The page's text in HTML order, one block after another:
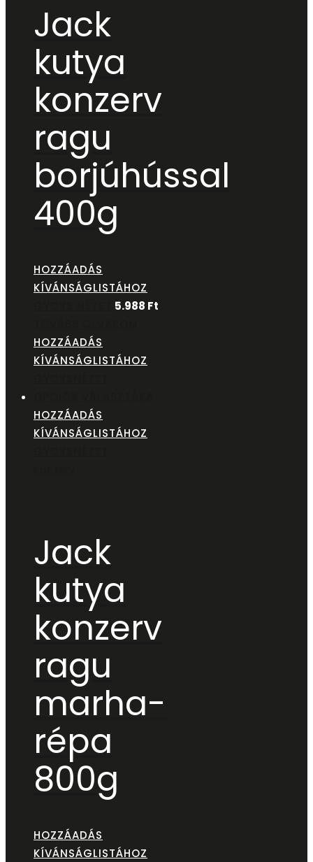
Jack
kutya
konzerv
ragu
borjúhússal
400g
HOZZÁADÁS
KÍVÁNSÁGLISTÁHOZ
5.988 Ft
HOZZÁADÁS
KÍVÁNSÁGLISTÁHOZ
HOZZÁADÁS
KÍVÁNSÁGLISTÁHOZ
Jack
kutya
konzerv
ragu
marha-
répa
800g
HOZZÁADÁS
KÍVÁNSÁGLISTÁHOZ